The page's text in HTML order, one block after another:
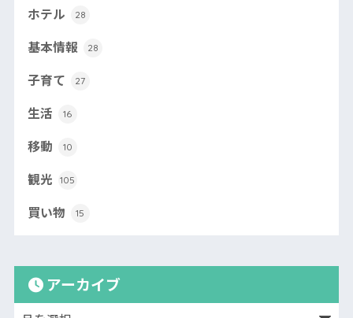
ホテル 28
基本情報 28
子育て 27
生活 16
移動 10
観光 105
買い物 15
アーカイブ